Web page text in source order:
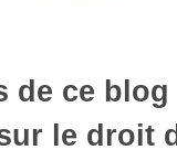
de ce
le droit